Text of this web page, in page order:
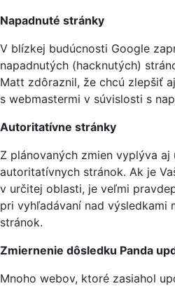
Napadnuté stránky
V blízkej budúcnosti Google
napadnutých (hacknutých)
Matt zdôraznil, že chcú zlepšiť
s webmastermi v súvislosti s
Autoritatívne stránky
Z plánovaných zmien vyplýva aj
autoritatívnych stránok. Ak je
v určitej oblasti, je veľmi
pri vyhľadávaní nad výsledkami
stránok.
Zmiernenie dôsledku Panda
Mnoho webov, ktoré zasiahol